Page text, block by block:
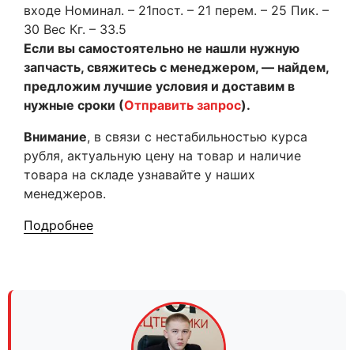
входе Номинал. – 21пост. – 21 перем. – 25 Пик. –
30 Вес Кг. – 33.5
Если вы самостоятельно не нашли нужную
запчасть, свяжитесь с менеджером, — найдем,
предложим лучшие условия и доставим в
нужные сроки (Отправить запрос).
Внимание, в связи с нестабильностью курса
рубля, актуальную цену на товар и наличие
товара на складе узнавайте у наших
менеджеров.
Подробнее